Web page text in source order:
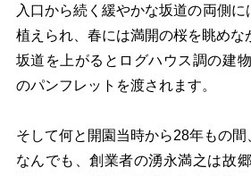
入口から続く緩やかな坂道の両側
植えられ、春には満開の桜を眺めな
坂道を上がるとログハウス調の建
のパンフレットを渡されます。
そして何と開園当時から28年もの間
なんでも、創業者の湧永満之は故